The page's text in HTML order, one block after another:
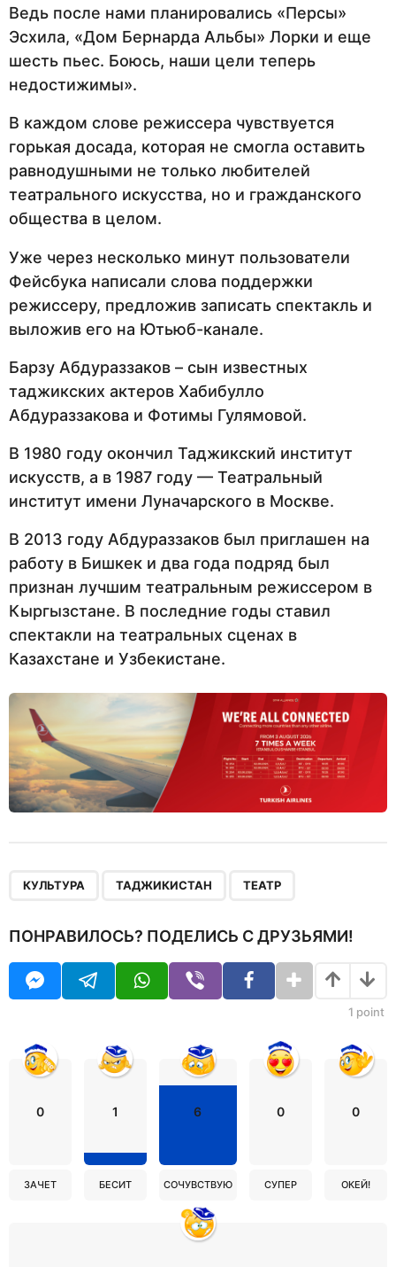
Ведь после нами планировались «Персы»
Эсхила, «Дом Бернарда Альбы» Лорки и еще
шесть пьес. Боюсь, наши цели теперь
недостижимы».
В каждом слове режиссера чувствуется
горькая досада, которая не смогла оставить
равнодушными не только любителей
театрального искусства, но и гражданского
общества в целом.
Уже через несколько минут пользователи
Фейсбука написали слова поддержки
режиссеру, предложив записать спектакль и
выложив его на Ютьюб-канале.
Барзу Абдураззаков – сын известных
таджикских актеров Хабибулло
Абдураззакова и Фотимы Гулямовой.
В 1980 году окончил Таджикский институт
искусств, а в 1987 году — Театральный
институт имени Луначарского в Москве.
В 2013 году Абдураззаков был приглашен на
работу в Бишкек и два года подряд был
признан лучшим театральным режиссером в
Кыргызстане. В последние годы ставил
спектакли на театральных сценах в
Казахстане и Узбекистане.
КУЛЬТУРА ТАДЖИКИСТАН ТЕАТР
ПОНРАВИЛОСЬ? ПОДЕЛИСЬ С ДРУЗЬЯМИ!
1 point
0
ЗАЧЕТ
1
БЕСИТ
6
СОЧУВСТВУЮ
0
СУПЕР
0
ОКЕЙ!